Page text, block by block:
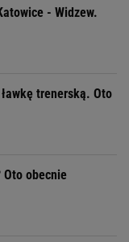
- Widzew.
trenerską. Oto
Oto obecnie